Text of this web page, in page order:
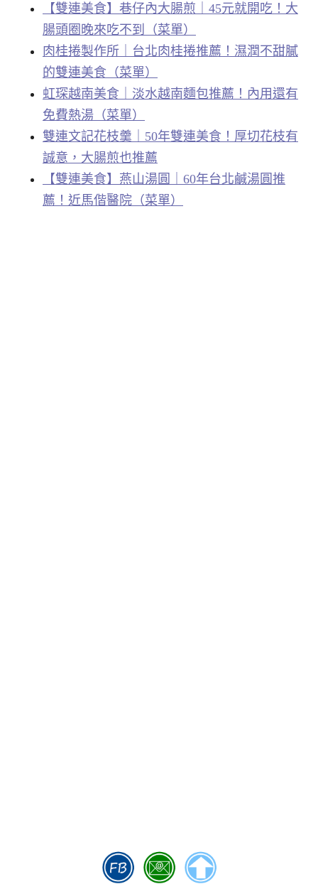
【雙連美食】巷仔內大腸煎｜45元就開吃！大
腸頭圈晚來吃不到（菜單）
肉桂捲製作所｜台北肉桂捲推薦！濕潤不甜膩
的雙連美食（菜單）
虹琛越南美食｜淡水越南麵包推薦！內用還有
免費熱湯（菜單）
雙連文記花枝羹｜50年雙連美食！厚切花枝有
誠意，大腸煎也推薦
【雙連美食】燕山湯圓｜60年台北鹹湯圓推
薦！近馬偕醫院（菜單）